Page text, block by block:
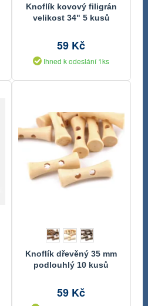
Knoflík kovový filigrán
velikost 34" 5 kusů
59 Kč
Ihned k odeslání 1ks
Knoflík dřevěný 35 mm
podlouhlý 10 kusů
59 Kč